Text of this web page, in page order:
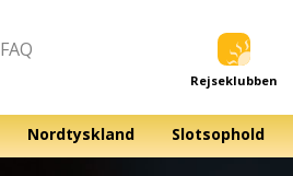
FAQ
Rejseklubben
Nordtyskland
Slotsophold